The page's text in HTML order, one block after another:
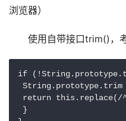
浏览器）
使用自带接口trim()，考
if
return
}